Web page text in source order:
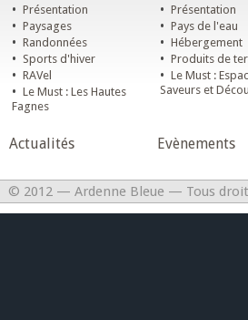
• Présentation
• Paysages
• Randonnées
• Sports d'hiver
• RAVel
• Le Must : Les Hautes
Fagnes
• Présentation
• Pays de l'eau
• Hébergement
• Produits de
• Le Must :
Saveurs et
Actualités Evènements
© 2012 — Ardenne Bleue — Tous